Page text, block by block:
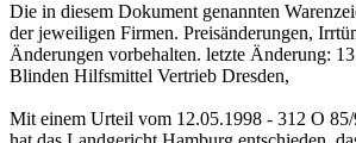
Die in diesem Dokument genannten
der jeweiligen Firmen. Preisänderungen,
Änderungen vorbehalten. letzte Änderung:
Blinden Hilfsmittel Vertrieb Dresden,
Mit einem Urteil vom 12.05.1998 - 312 O